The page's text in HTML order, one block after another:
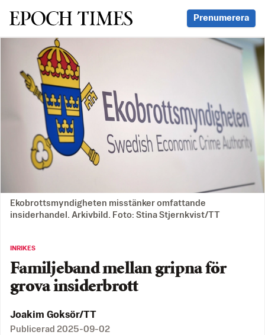
Svenska Epoch Times Prenumerera
Ekobrottsmyndigheten misstänker omfattande
insiderhandel. Arkivbild. Foto: Stina Stjernkvist/TT
INRIKES
Familjeband mellan gripna för
grova insiderbrott
Joakim Goksör/TT
Publicerad 2025-09-02